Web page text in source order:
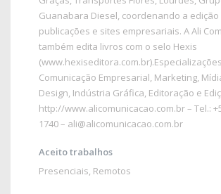
Guanabara Diesel, coordenando a
publicações e sites empresariais. A Ali
também edita livros com o selo Hexis
Comunicação Empresarial, Marketing,
Design, Indústria Gráfica, Editoração e
http://www.alicomunicacao.com.br– Tel.:
1740 – ali@alicomunicacao.com.br
Aceito trabalhos
Presenciais, Remotos